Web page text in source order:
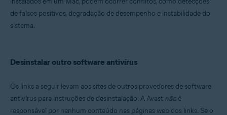
de falsos positivos, degradação de desempenho e instabilidade do
sistema.
Desinstalar outro software antivírus
Os links a seguir levam aos sites de outros provedores de software
antivírus para instruções de desinstalação. A Avast não é
responsável por nenhum conteúdo nas páginas web dos links. Se o